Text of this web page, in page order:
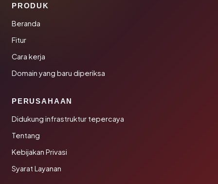
PRODUK
Beranda
Fitur
Cara kerja
Domain yang baru diperiksa
PERUSAHAAN
Didukung infrastruktur tepercaya
Tentang
Kebijakan Privasi
Syarat Layanan